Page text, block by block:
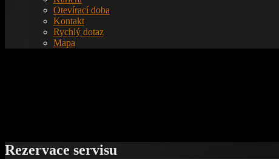
Otevírací doba
Kontakt
Rychlý dotaz
Mapa
Rezervace servisu